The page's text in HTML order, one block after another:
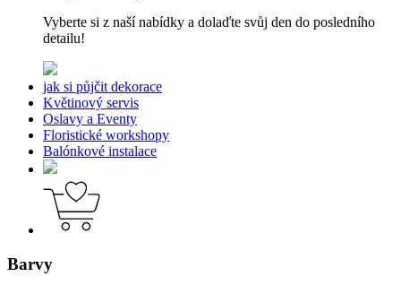
Vyberte si z naší nabídky a dolaďte svůj den do posledního
detailu!
jak si půjčit dekorace
Květinový servis
Oslavy a Eventy
Floristické workshopy
Balónkové instalace
Barvy